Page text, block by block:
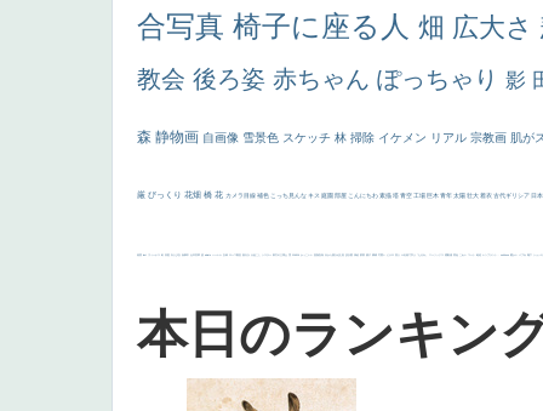
合写真 椅子に座る人 畑 広大さ
教会 後ろ姿 赤ちゃん ぽっちゃり 影
森 静物画 自画像 雪景色 スケッチ 林 掃除 イケメン リアル 宗教画 肌が
厳 びっくり 花畑 橋 花 カメラ目線 補色 こっち見んな キス 庭園 部屋 こんにちわ 素描 塔 青空 工場 巨木 青年 太陽 壮大 着衣 古代ギリシア 日
画質 last ヴィーナス 剣 白人少女 食事中 山本芳翠 麦 alciato ハーレム 女神 ローマ教皇 奥行き 火起こし シスター 東方の三博士 114514 かっこいい 受胎告知 天から覗き込む顔 設計図 挿絵 群衆 親子 裸婦 可愛い ピサロ ＃名画で学ぶ「たるみ」 ニーソックス 躍動感 黄色 こわい コート 畦道 レンブラント・ sekkusu 暖かい バブみ 靴下 ショッ
本日のランキン